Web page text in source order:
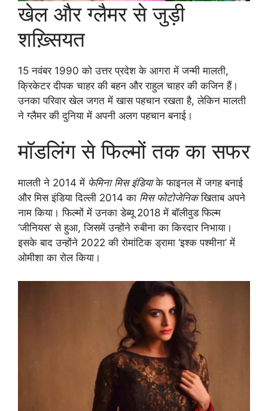
खेल और ग्लैमर से जुड़ी
शख़्सियत
15 नवंबर 1990 को उत्तर प्रदेश के आगरा में जन्मी मालती,
क्रिकेटर दीपक चाहर की बहन और राहुल चाहर की कजिन हैं।
उनका परिवार खेल जगत में खास पहचान रखता है, लेकिन मालती
ने ग्लैमर की दुनिया में अपनी अलग पहचान बनाई।
मॉडलिंग से फिल्मों तक का सफर
मालती ने 2014 में फेमिना मिस इंडियाके फाइनल में जगह बनाई
और मिस इंडिया दिल्ली 2014 का मिस फोटोजेनिकखिताब अपने
नाम किया। फिल्मों में उनका डेब्यू 2018 में बॉलीवुड फिल्म
‘जीनियस’ से हुआ, जिसमें उन्होंने रुबीना का किरदार निभाया।
इसके बाद उन्होंने 2022 की रोमांटिक ड्रामा ‘इश्क पश्मीना’ में
ओमीशा का रोल किया।